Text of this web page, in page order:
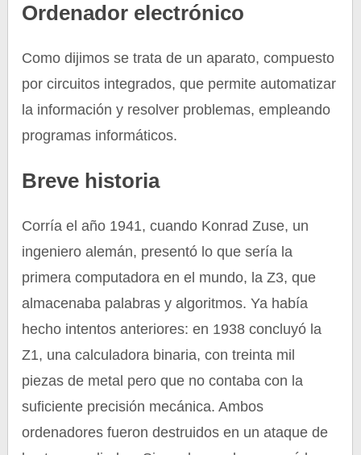
Ordenador electrónico
Como dijimos se trata de un aparato, compuesto
por circuitos integrados, que permite automatizar
la información y resolver problemas, empleando
programas informáticos.
Breve historia
Corría el año 1941, cuando Konrad Zuse, un
ingeniero alemán, presentó lo que sería la
primera computadora en el mundo, la Z3, que
almacenaba palabras y algoritmos. Ya había
hecho intentos anteriores: en 1938 concluyó la
Z1, una calculadora binaria, con treinta mil
piezas de metal pero que no contaba con la
suficiente precisión mecánica. Ambos
ordenadores fueron destruidos en un ataque de